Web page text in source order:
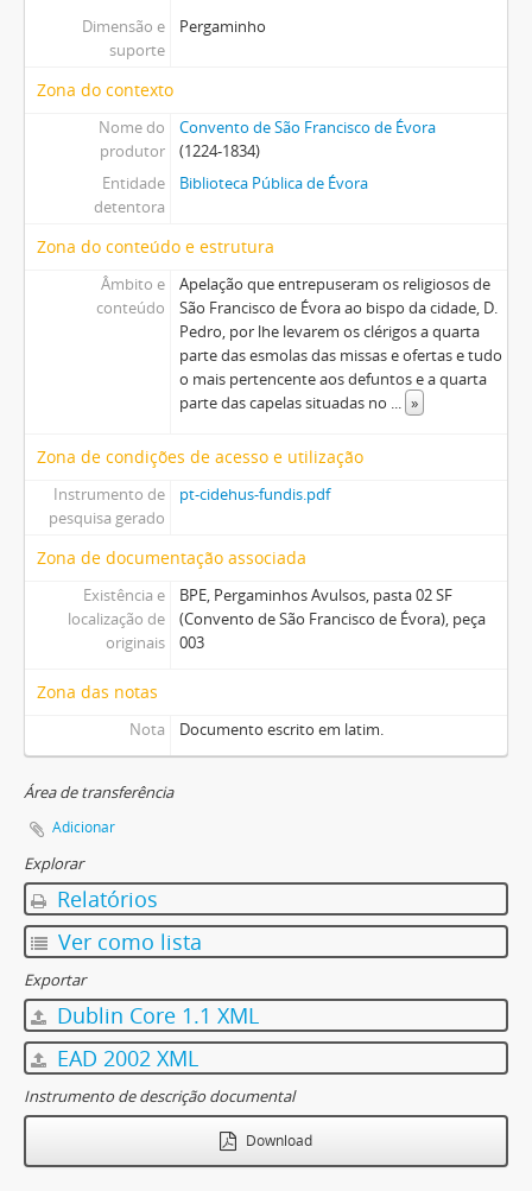
Dimensão e
suporte
Pergaminho
Zona do contexto
Nome do
produtor
Convento de São Francisco de Évora
(1224-1834)
Entidade
detentora
Biblioteca Pública de Évora
Zona do conteúdo e estrutura
Âmbito e
conteúdo
Apelação que entrepuseram os religiosos de
São Francisco de Évora ao bispo da cidade, D.
Pedro, por lhe levarem os clérigos a quarta
parte das esmolas das missas e ofertas e tudo
o mais pertencente aos defuntos e a quarta
parte das capelas situadas no ... »
Zona de condições de acesso e utilização
Instrumento de
pesquisa gerado
pt-cidehus-fundis.pdf
Zona de documentação associada
Existência e
localização de
originais
BPE, Pergaminhos Avulsos, pasta 02 SF
(Convento de São Francisco de Évora), peça
003
Zona das notas
Nota Documento escrito em latim.
Área de transferência
Adicionar
Explorar
Relatórios
Ver como lista
Exportar
Dublin Core 1.1 XML
EAD 2002 XML
Instrumento de descrição documental
Download